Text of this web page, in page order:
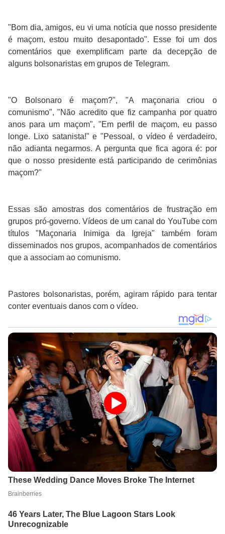
"Bom dia, amigos, eu vi uma notícia que nosso presidente
é maçom, estou muito desapontado". Esse foi um dos
comentários que exemplificam parte da decepção de
alguns bolsonaristas em grupos de Telegram.
"O Bolsonaro é maçom?", "A maçonaria criou o
comunismo", "Não acredito que fiz campanha por quatro
anos para um maçom", "Em perfil de maçom, eu passo
longe. Lixo satanista!" e "Pessoal, o vídeo é verdadeiro,
não adianta negarmos. A pergunta que fica agora é: por
que o nosso presidente está participando de cerimônias
maçom?"
Essas são amostras dos comentários de frustração em
grupos pró-governo. Vídeos de um canal do YouTube com
títulos "Maçonaria Inimiga da Igreja" também foram
disseminados nos grupos, acompanhados de comentários
que a associam ao comunismo.
Pastores bolsonaristas, porém, agiram rápido para tentar
conter eventuais danos com o vídeo.